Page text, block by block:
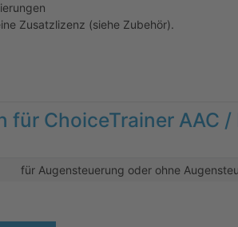
Zusatzlizenz (siehe Zubehör).
für ChoiceTrainer AAC
für Augensteuerung oder ohne